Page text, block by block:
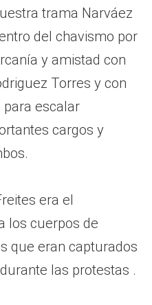
trama Narváez
del chavismo por
y amistad con
Torres y con
para escalar
cargos y
era el
los cuerpos de
que eran capturados
las protestas .